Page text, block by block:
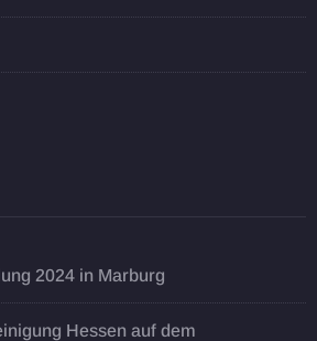
2024 in Marburg
Hessen auf dem